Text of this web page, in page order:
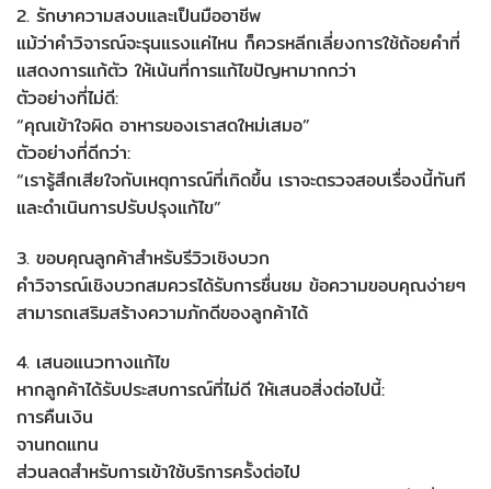
2. รักษาความสงบและเป็นมืออาชีพ
แม้ว่าคำวิจารณ์จะรุนแรงแค่ไหน ก็ควรหลีกเลี่ยงการใช้ถ้อยคำที่
แสดงการแก้ตัว ให้เน้นที่การแก้ไขปัญหามากกว่า
ตัวอย่างที่ไม่ดี:
“คุณเข้าใจผิด อาหารของเราสดใหม่เสมอ”
ตัวอย่างที่ดีกว่า:
“เรารู้สึกเสียใจกับเหตุการณ์ที่เกิดขึ้น เราจะตรวจสอบเรื่องนี้ทันที
และดำเนินการปรับปรุงแก้ไข”
3. ขอบคุณลูกค้าสำหรับรีวิวเชิงบวก
คำวิจารณ์เชิงบวกสมควรได้รับการชื่นชม ข้อความขอบคุณง่ายๆ
สามารถเสริมสร้างความภักดีของลูกค้าได้
4. เสนอแนวทางแก้ไข
หากลูกค้าได้รับประสบการณ์ที่ไม่ดี ให้เสนอสิ่งต่อไปนี้:
การคืนเงิน
จานทดแทน
ส่วนลดสำหรับการเข้าใช้บริการครั้งต่อไป